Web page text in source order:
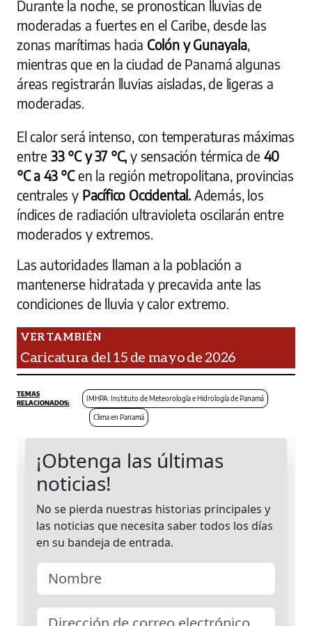
Durante la noche, se pronostican lluvias de
moderadas a fuertes en el Caribe, desde las
zonas marítimas hacia Colón y Gunayala,
mientras que en la ciudad de Panamá algunas
áreas registrarán lluvias aisladas, de ligeras a
moderadas.
El calor será intenso, con temperaturas máximas
entre 33 °C y 37 °C, y sensación térmica de 40
°C a 43 °Cen la región metropolitana, provincias
centrales y Pacífico Occidental.Además, los
índices de radiación ultravioleta oscilarán entre
moderados y extremos.
Las autoridades llaman a la población a
mantenerse hidratada y precavida ante las
condiciones de lluvia y calor extremo.
Caricatura del 15 de mayo de 2026
IMHPA: Instituto de Meteorología e Hidrología de Panamá
Clima en Panamá